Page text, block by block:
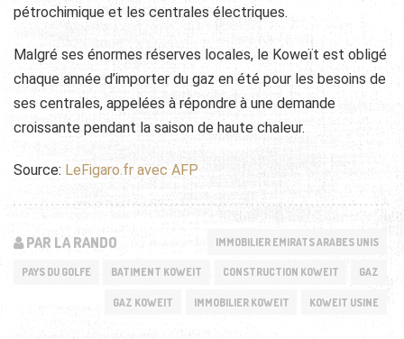
pétrochimique et les centrales électriques.
Malgré ses énormes réserves locales, le Koweït est obligé
chaque année d’importer du gaz en été pour les besoins de
ses centrales, appelées à répondre à une demande
croissante pendant la saison de haute chaleur.
Source: LeFigaro.fr avec AFP
PAR LA RANDO IMMOBILIER EMIRATS ARABES UNIS
PAYS DU GOLFE BATIMENT KOWEIT CONSTRUCTION KOWEIT GAZ
GAZ KOWEIT IMMOBILIER KOWEIT KOWEIT USINE